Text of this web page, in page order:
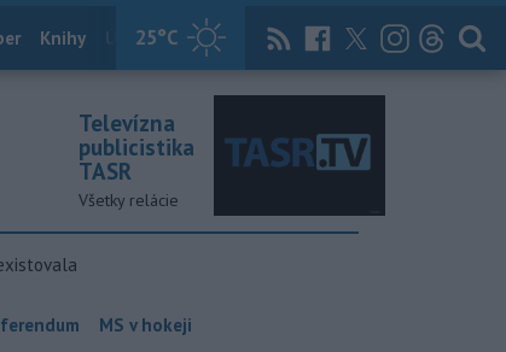
25°C
Knihy Útulkovo Magazín News Now Archív
Televízna
publicistika
TASR
Všetky relácie
MS v hokeji